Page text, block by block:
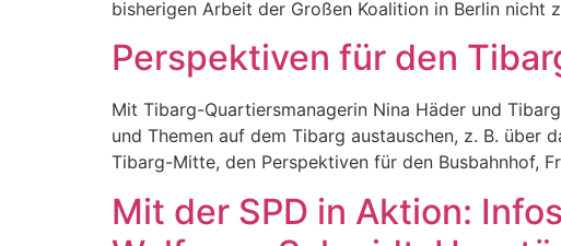
bisherigen Arbeit der Großen Koalition in Berlin
Perspektiven für den
Mit Tibarg-Quartiersmanagerin Nina Häder und
und Themen auf dem Tibarg austauschen, z. B. über
Tibarg-Mitte, den Perspektiven für den Busbahnhof,
Mit der SPD in Aktion: